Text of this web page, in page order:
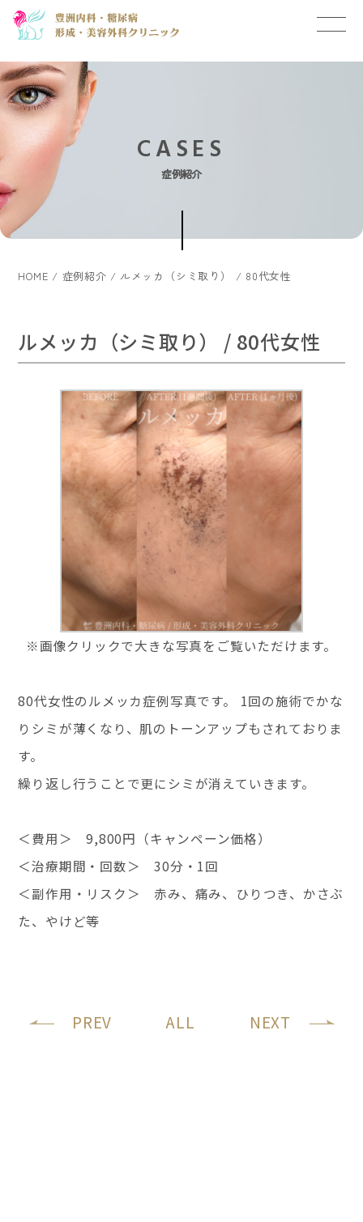
CASES
症例紹介
HOME 症例紹介 ルメッカ（シミ取り） / 80代女性
ルメッカ（シミ取り） / 80代女性
※画像クリックで大きな写真をご覧いただけます。
80代女性のルメッカ症例写真です。 1回の施術でかな
りシミが薄くなり、肌のトーンアップもされておりま
す。
繰り返し行うことで更にシミが消えていきます。
＜費用＞ 9,800円（キャンペーン価格）
＜治療期間・回数＞ 30分・1回
＜副作用・リスク＞ 赤み、痛み、ひりつき、かさぶ
た、やけど等
PREV ALL NEXT